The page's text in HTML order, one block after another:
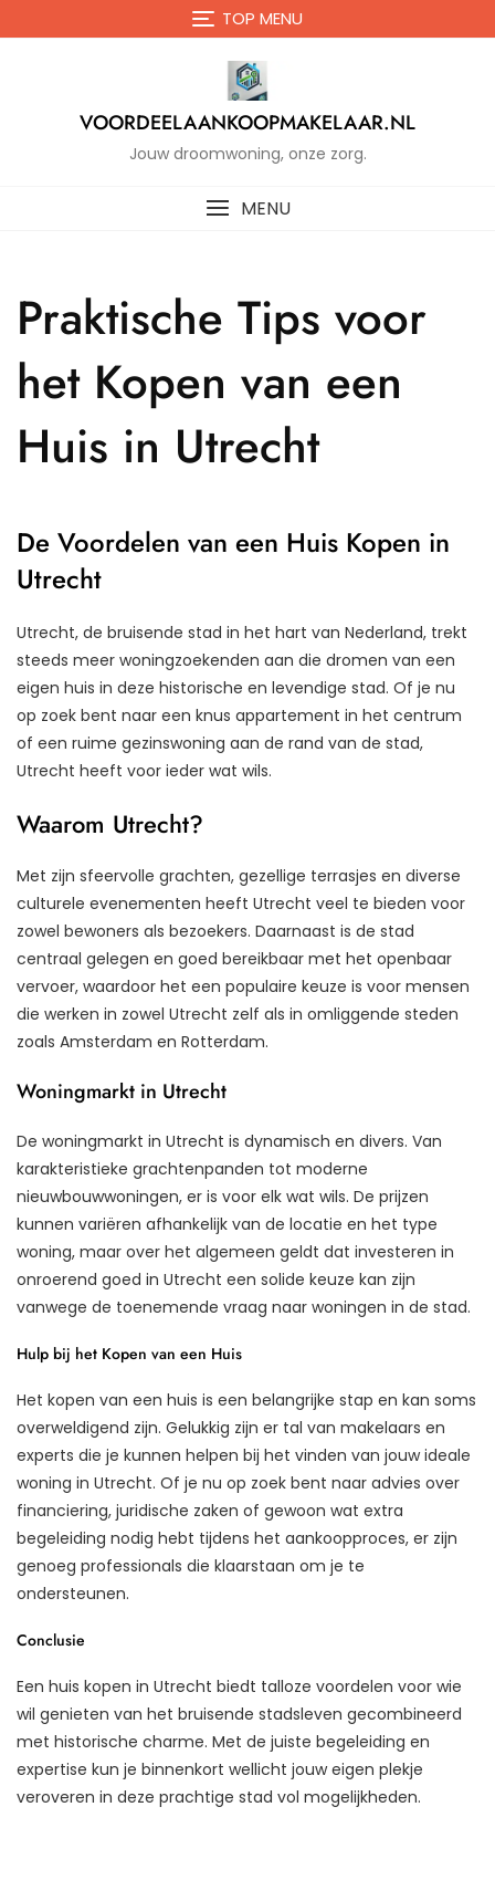
de
TOP MENU
VOORDEELAANKOOPMAKELAAR.NL
Jouw droomwoning, onze zorg.
MENU
Praktische Tips voor
het Kopen van een
Huis in Utrecht
De Voordelen van een Huis Kopen in
Utrecht
Utrecht, de bruisende stad in het hart van Nederland, trekt
steeds meer woningzoekenden aan die dromen van een
eigen huis in deze historische en levendige stad. Of je nu
op zoek bent naar een knus appartement in het centrum
of een ruime gezinswoning aan de rand van de stad,
Utrecht heeft voor ieder wat wils.
Waarom Utrecht?
Met zijn sfeervolle grachten, gezellige terrasjes en diverse
culturele evenementen heeft Utrecht veel te bieden voor
zowel bewoners als bezoekers. Daarnaast is de stad
centraal gelegen en goed bereikbaar met het openbaar
vervoer, waardoor het een populaire keuze is voor mensen
die werken in zowel Utrecht zelf als in omliggende steden
zoals Amsterdam en Rotterdam.
Woningmarkt in Utrecht
De woningmarkt in Utrecht is dynamisch en divers. Van
karakteristieke grachtenpanden tot moderne
nieuwbouwwoningen, er is voor elk wat wils. De prijzen
kunnen variëren afhankelijk van de locatie en het type
woning, maar over het algemeen geldt dat investeren in
onroerend goed in Utrecht een solide keuze kan zijn
vanwege de toenemende vraag naar woningen in de stad.
Hulp bij het Kopen van een Huis
Het kopen van een huis is een belangrijke stap en kan soms
overweldigend zijn. Gelukkig zijn er tal van makelaars en
experts die je kunnen helpen bij het vinden van jouw ideale
woning in Utrecht. Of je nu op zoek bent naar advies over
financiering, juridische zaken of gewoon wat extra
begeleiding nodig hebt tijdens het aankoopproces, er zijn
genoeg professionals die klaarstaan om je te
ondersteunen.
Conclusie
Een huis kopen in Utrecht biedt talloze voordelen voor wie
wil genieten van het bruisende stadsleven gecombineerd
met historische charme. Met de juiste begeleiding en
expertise kun je binnenkort wellicht jouw eigen plekje
veroveren in deze prachtige stad vol mogelijkheden.